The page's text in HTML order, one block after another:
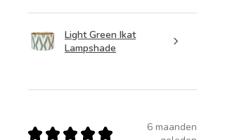
Light Green Ikat
Lampshade
★ ★ ★ ★ ★
6 maanden